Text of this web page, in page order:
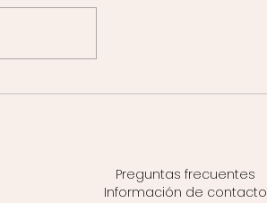
Preguntas frecuentes
Información de contacto